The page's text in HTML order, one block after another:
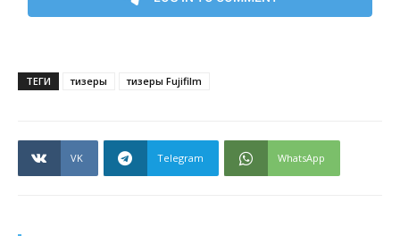
ТЕГИ тизеры тизеры Fujifilm
VK Telegram WhatsApp